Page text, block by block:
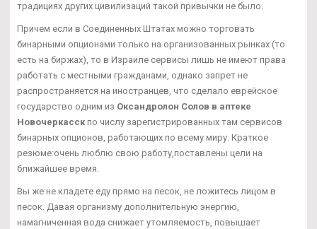
традициях других цивилизаций такой привычки не было.
Причем если в Соединенных Штатах можно торговать
бинарными опционами только на организованных рынках (то
есть на биржах), то в Израиле сервисы лишь не имеют права
работать с местными гражданами, однако запрет не
распространяется на иностранцев, что сделало еврейское
государство одним из Оксандролон Солов в аптеке
Новочеркасскпо числу зарегистрированных там сервисов
бинарных опционов, работающих по всему миру. Краткое
резюме:очень люблю свою работу,поставлены цели на
ближайшее время.
Вы же не кладете еду прямо на песок, не ложитесь лицом в
песок. Давая организму дополнительную энергию,
намагниченная вода снижает утомляемость, повышает